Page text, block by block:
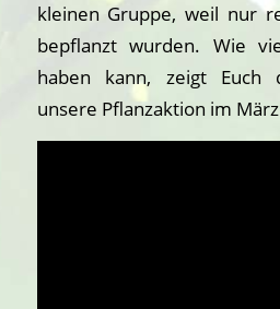
kleinen Gruppe, weil nur
bepflanzt wurden. Wie
haben kann, zeigt Euch
unsere Pflanzaktion im